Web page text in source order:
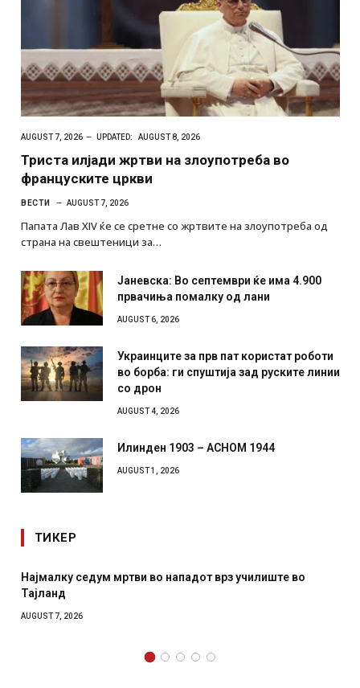
AUGUST 7, 2026 UPDATED: AUGUST 8, 2026
Триста илјади жртви на злоупотреба во
француските цркви
ВЕСТИ AUGUST 7, 2026
Папата Лав XIV ќе се сретне со жртвите на злоупотреба од
страна на свештеници за…
Јаневска: Во септември ќе има 4.900
првачиња помалку од лани
AUGUST 6, 2026
Украинците за прв пат користат роботи
во борба: ги спуштија зад руските линии
со дрон
AUGUST 4, 2026
Илинден 1903 – АСНОМ 1944
AUGUST 1, 2026
ТИКЕР
СОЗИС: Украинците повеќе им веруваат на генералите
отколку на Зеленски
AUGUST 7, 2026